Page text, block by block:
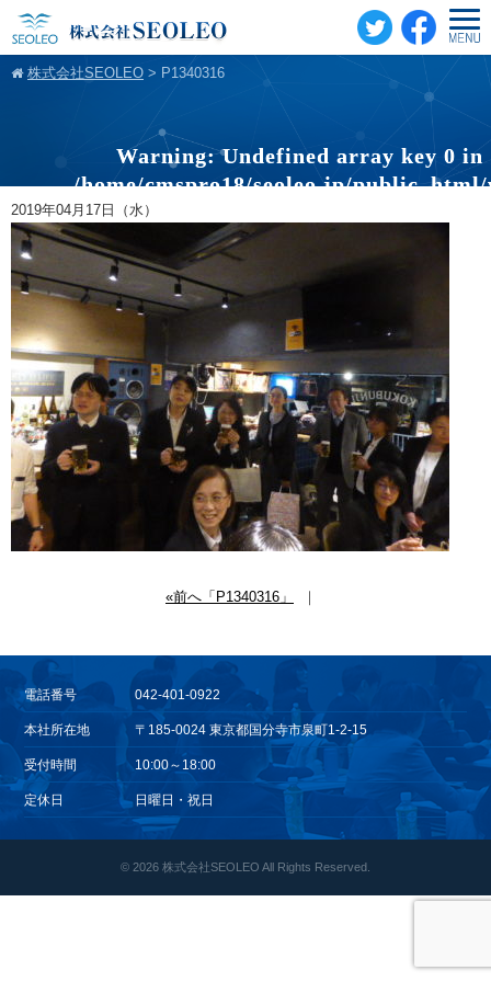
株式会社SEOLEO > P1340316
Warning: Undefined array key 0 in
/home/cmspro18/seoleo.jp/
content/themes/standard_black_cmspro/
on line
Warning: Attempt to read property
on null in
/home/cmspro18/seoleo.jp/
content/themes/standard_black_cmspro/
on line20
2019年04月17日（水）
«前へ「P1340316」 ｜
電話番号 042-401-0922
本社所在地 〒185-0024 東京都国分寺市泉町1-2-15
受付時間 10:00～18:00
定休日 日曜日・祝日
© 2026 株式会社SEOLEO All Rights Reserved.